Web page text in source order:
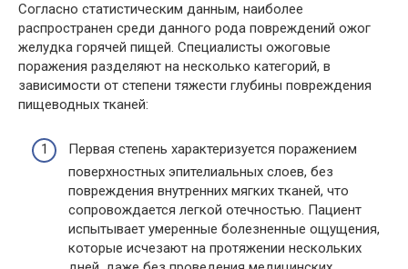
Согласно статистическим данным, наиболее
распространен среди данного рода повреждений ожог
желудка горячей пищей. Специалисты ожоговые
поражения разделяют на несколько категорий, в
зависимости от степени тяжести глубины повреждения
пищеводных тканей:
Первая степень характеризуется поражением
поверхностных эпителиальных слоев, без
повреждения внутренних мягких тканей, что
сопровождается легкой отечностью. Пациент
испытывает умеренные болезненные ощущения,
которые исчезают на протяжении нескольких